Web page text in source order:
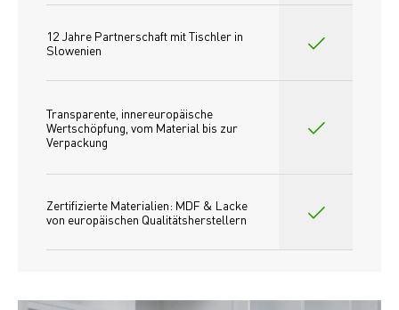
12 Jahre Partnerschaft mit Tischler in
Slowenien
Transparente, innereuropäische
Wertschöpfung, vom Material bis zur
Verpackung
Zertifizierte Materialien: MDF & Lacke
von europäischen Qualitätsherstellern